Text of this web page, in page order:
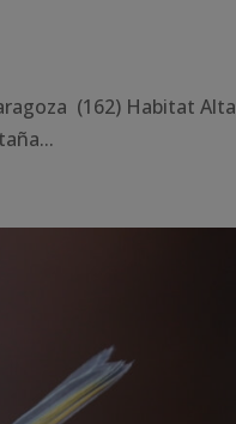
(162) Habitat Alta